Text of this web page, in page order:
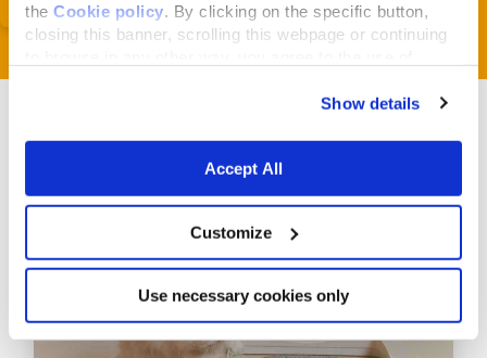
the Cookie policy . By clicking on the specific button,
closing this banner, scrolling this webpage or continuing
Show details
Accept All
Customize
Use necessary cookies only
Gerelateerde artikelen